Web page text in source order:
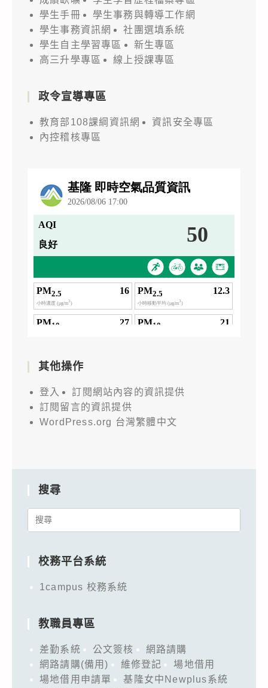
學生手冊
學生事務與轉導工作網
學生事務資訊網
社團選填系統
學生自主學習專區
新生專區
高三升學專區
線上授課專區
政令宣導專區
教育部108課綱資訊網
資訊安全專區
內控稽核專區
其他操作
登入
訂閱網站內容的資訊提供
訂閱留言的資訊提供
WordPress.org 台灣繁體中文
搜尋
Search
校務平台系統
1campus 校務系統
教職員專區
差勤系統 公文簽核
網路請購
網路請購(備用)
維修登記
場地借用
場地借用申請單
基隆女中Newplus系統